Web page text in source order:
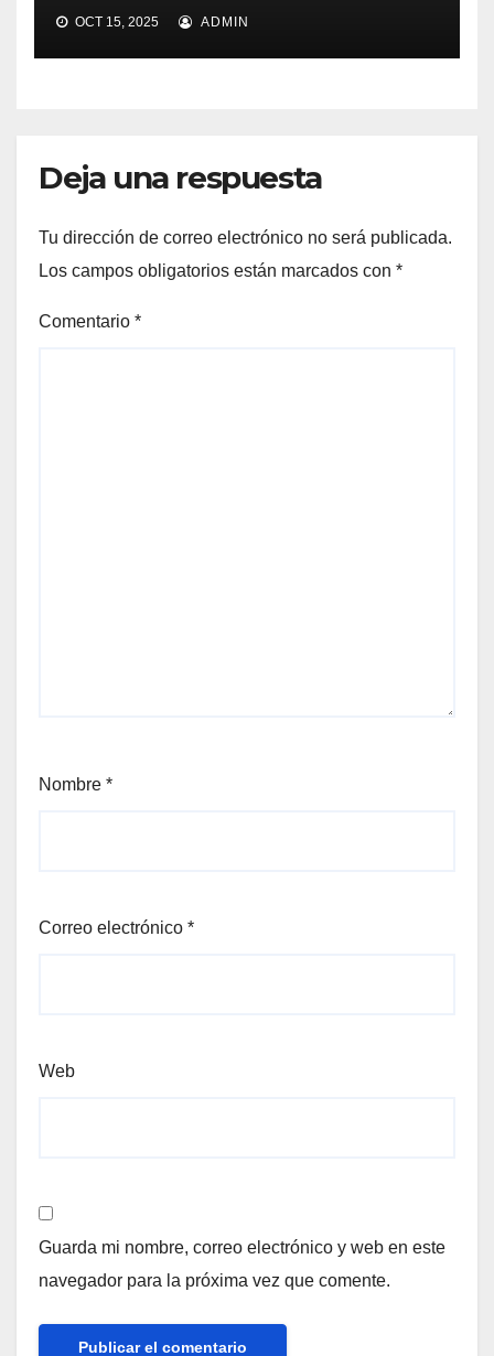
OCT 15, 2025 ADMIN
Deja una respuesta
Tu dirección de correo electrónico no será publicada.
Los campos obligatorios están marcados con *
Comentario *
Nombre *
Correo electrónico *
Web
Guarda mi nombre, correo electrónico y web en este
navegador para la próxima vez que comente.